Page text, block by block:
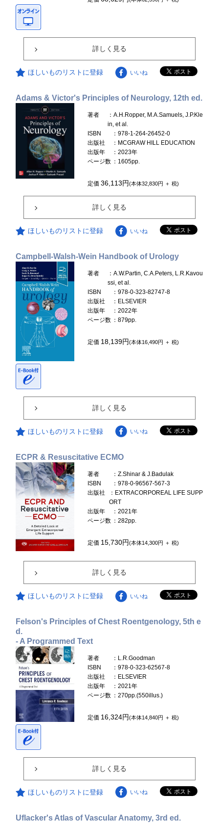
詳しく見る
ほしいものリストに登録 いいね
Adams & Victor's Principles of Neurology, 12th ed.
著者
：A.H.Ropper, M.A.Samuels, J.P.Kle
in, et al.
ISBN
：978-1-264-26452-0
出版社
：MCGRAW HILL EDUCATION
出版年
：2023年
ページ数 ：1605pp.
定価36,113円(本体32,830円 ＋ 税)
詳しく見る
ほしいものリストに登録 いいね
Campbell-Walsh-Wein Handbook of Urology
著者
：A.W.Partin, C.A.Peters, L.R.Kavou
ssi, et al.
ISBN
：978-0-323-82747-8
出版社
：ELSEVIER
出版年
：2022年
ページ数 ：879pp.
定価 18,139円(本体16,490円 ＋ 税)
詳しく見る
ほしいものリストに登録 いいね
ECPR & Resuscitative ECMO
著者
：Z.Shinar & J.Badulak
ISBN
：978-0-96567-567-3
出版社
：EXTRACORPOREAL LIFE SUPP
ORT
出版年
：2021年
ページ数 ：282pp.
定価 15,730円(本体14,300円 ＋ 税)
詳しく見る
ほしいものリストに登録 いいね
Felson's Principles of Chest Roentgenology, 5th e
d.
- A Programmed Text
著者
：L.R.Goodman
ISBN
：978-0-323-62567-8
出版社
：ELSEVIER
出版年
：2021年
ページ数 ：270pp.(550illus.)
定価 16,324円(本体14,840円 ＋ 税)
詳しく見る
ほしいものリストに登録 いいね
Uflacker's Atlas of Vascular Anatomy, 3rd ed.